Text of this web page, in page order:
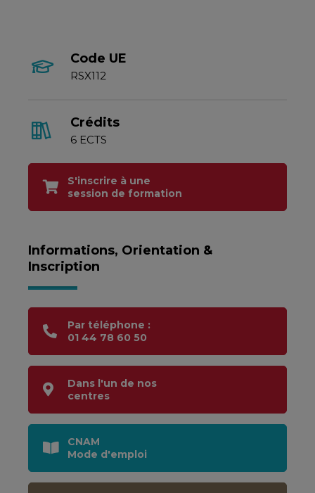
Code UE
RSX112
Crédits
6 ECTS
S'inscrire à une
session de formation
Informations, Orientation &
Inscription
Par téléphone :
01 44 78 60 50
Dans l'un de nos
centres
CNAM
Mode d'emploi